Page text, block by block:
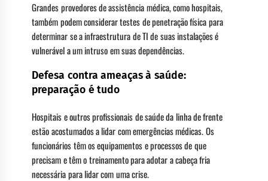
Grandes provedores de assistência médica, como hospitais,
também podem considerar testes de penetração física para
determinar se a infraestrutura de TI de suas instalações é
vulnerável a um intruso em suas dependências.
Defesa contra ameaças à saúde:
preparação é tudo
Hospitais e outros profissionais de saúde da linha de frente
estão acostumados a lidar com emergências médicas. Os
funcionários têm os equipamentos e processos de que
precisam e têm o treinamento para adotar a cabeça fria
necessária para lidar com uma crise.